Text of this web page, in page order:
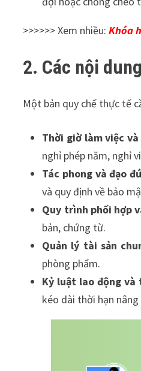
>>>>>> Xem nhiều:Khóa
2. Các nội
Một bản quy chế thực tế
Thời giờ làm việc
nghỉ phép năm, nghỉ
Tác phong và đạo
và quy định về bảo
Quy trình phối hợp
bản, chứng từ.
Quản lý tài sản
phòng phẩm.
Kỷ luật lao động và
kéo dài thời hạn